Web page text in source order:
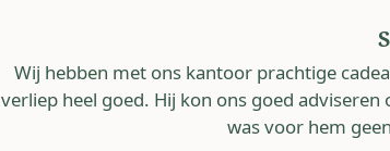
Wij hebben met ons kantoor prachtige
verliep heel goed. Hij kon ons goed
was voor hem